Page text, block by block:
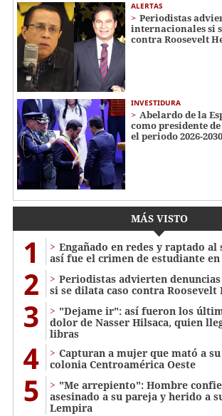
ALERTAS
Periodistas
internacionales si
contra Roosevelt
INVESTIDURA
Abelardo de la
como presidente
el periodo 2026-2030
MÁS VISTO
1
Engañado en redes y raptado al
así fue el crimen de estudiante en
2
Periodistas advierten
si se dilata caso contra Roosevelt
3
"Dejame ir": así fueron los
dolor de Nasser Hilsaca, quien
libras
4
Capturan a mujer que mató a
colonia Centroamérica Oeste
5
"Me arrepiento": Hombre
asesinado a su pareja y herido a
Lempira